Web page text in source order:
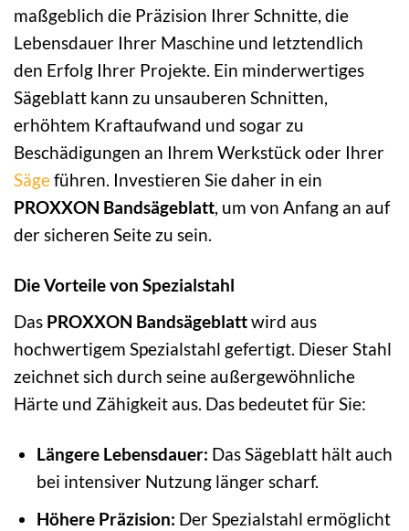
maßgeblich die Präzision Ihrer Schnitte, die
Lebensdauer Ihrer Maschine und letztendlich
den Erfolg Ihrer Projekte. Ein minderwertiges
Sägeblatt kann zu unsauberen Schnitten,
erhöhtem Kraftaufwand und sogar zu
Beschädigungen an Ihrem Werkstück oder Ihrer
Sägeführen. Investieren Sie daher in ein
PROXXON Bandsägeblatt, um von Anfang an auf
der sicheren Seite zu sein.
Die Vorteile von Spezialstahl
Das PROXXON Bandsägeblattwird aus
hochwertigem Spezialstahl gefertigt. Dieser Stahl
zeichnet sich durch seine außergewöhnliche
Härte und Zähigkeit aus. Das bedeutet für Sie:
Längere Lebensdauer: Das Sägeblatt hält auch
bei intensiver Nutzung länger scharf.
Höhere Präzision: Der Spezialstahl ermöglicht